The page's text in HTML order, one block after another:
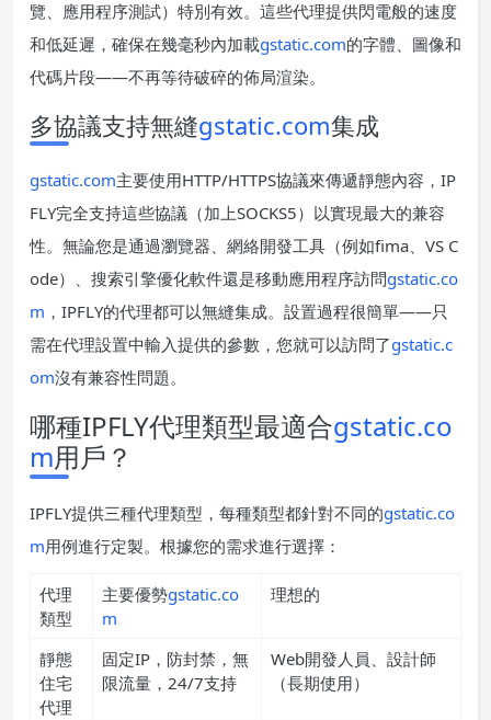
覽、應用程序測試）特別有效。這些代理提供閃電般的速度
和低延遲，確保在幾毫秒內加載gstatic.com的字體、圖像和
代碼片段——不再等待破碎的佈局渲染。
多協議支持無縫gstatic.com集成
gstatic.com主要使用HTTP/HTTPS協議來傳遞靜態內容，IP
FLY完全支持這些協議（加上SOCKS5）以實現最大的兼容
性。無論您是通過瀏覽器、網絡開發工具（例如fima、VS C
ode）、搜索引擎優化軟件還是移動應用程序訪問gstatic.co
m ，IPFLY的代理都可以無縫集成。設置過程很簡單——只
需在代理設置中輸入提供的參數，您就可以訪問了gstatic.c
om沒有兼容性問題。
哪種IPFLY代理類型最適合gstatic.co
m用戶？
IPFLY提供三種代理類型，每種類型都針對不同的gstatic.co
m用例進行定製。根據您的需求進行選擇：
代理
類型
主要優勢gstatic.co
m
理想的
靜態
住宅
代理
固定IP，防封禁，無
限流量，24/7支持
Web開發人員、設計師
（長期使用）